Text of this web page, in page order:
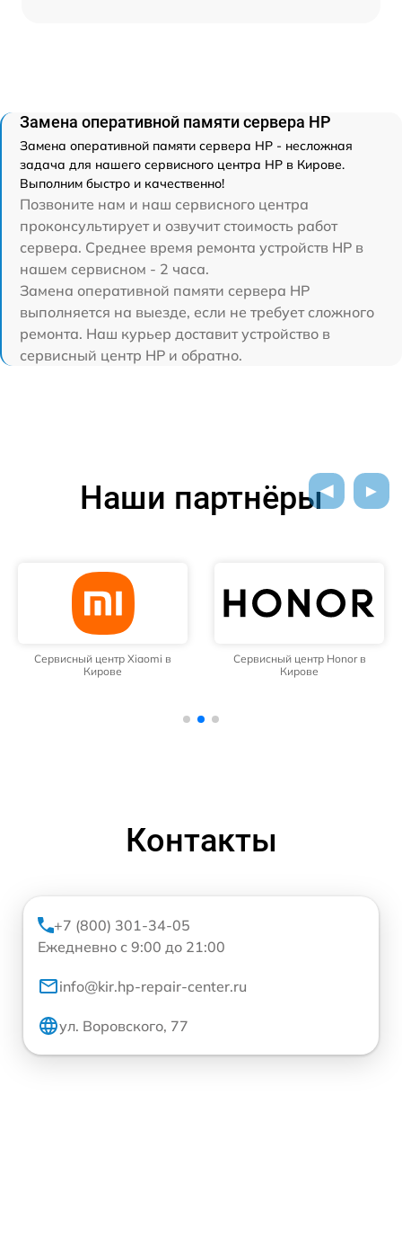
Замена оперативной памяти сервера HP
Замена оперативной памяти сервера HP - несложная
задача для нашего сервисного центра HP в Кирове.
Выполним быстро и качественно!
Позвоните нам и наш сервисного центра
проконсультирует и озвучит стоимость работ
сервера. Среднее время ремонта устройств HP в
нашем сервисном - 2 часа.
Замена оперативной памяти сервера HP
выполняется на выезде, если не требует сложного
ремонта. Наш курьер доставит устройство в
сервисный центр HP и обратно.
Наши партнёры
Сервисный центр Xiaomi в
Кирове
Сервисный центр Honor в
Кирове
Контакты
+7 (800) 301-34-05
Ежедневно с 9:00 до 21:00
info@kir.hp-repair-center.ru
ул. Воровского, 77